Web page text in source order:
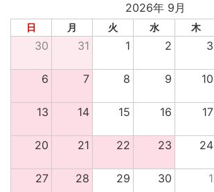
2026年 9月
日 月 火 水 木
30 31 1 2 3
6 7 8 9 10
13 14 15 16 17
20 21 22 23 24
27 28 29 30 1